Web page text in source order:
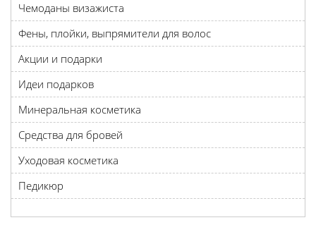
Чемоданы визажиста
Фены, плойки, выпрямители для волос
Акции и подарки
Идеи подарков
Минеральная косметика
Средства для бровей
Уходовая косметика
Педикюр